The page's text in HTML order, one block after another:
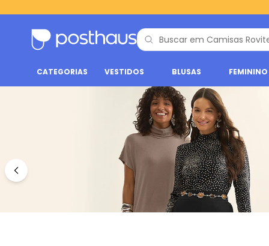
CATEGORIAS VESTIDOS BLUSAS FEMININO
Camisas - Moda Feminina | Rovitex